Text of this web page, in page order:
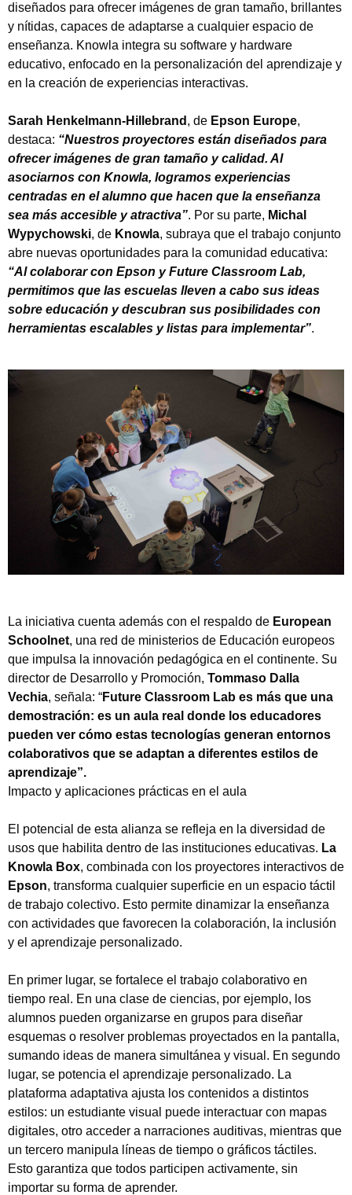
diseñados para ofrecer imágenes de gran tamaño, brillantes
y nítidas, capaces de adaptarse a cualquier espacio de
enseñanza. Knowla integra su software y hardware
educativo, enfocado en la personalización del aprendizaje y
en la creación de experiencias interactivas.
Sarah Henkelmann-Hillebrand , de Epson Europe,
destaca: “Nuestros proyectores están diseñados para
ofrecer imágenes de gran tamaño y calidad. Al
asociarnos con Knowla, logramos experiencias
centradas en el alumno que hacen que la enseñanza
sea más accesible y atractiva”. Por su parte, Michal
Wypychowski, de Knowla, subraya que el trabajo conjunto
abre nuevas oportunidades para la comunidad educativa:
“Al colaborar con Epson y Future Classroom Lab,
permitimos que las escuelas lleven a cabo sus ideas
sobre educación y descubran sus posibilidades con
herramientas escalables y listas para implementar”.
La iniciativa cuenta además con el respaldo de European
Schoolnet, una red de ministerios de Educación europeos
que impulsa la innovación pedagógica en el continente. Su
director de Desarrollo y Promoción, Tommaso Dalla
Vechia, señala: “Future Classroom Lab es más que una
demostración: es un aula real donde los educadores
pueden ver cómo estas tecnologías generan entornos
colaborativos que se adaptan a diferentes estilos de
aprendizaje”.
Impacto y aplicaciones prácticas en el aula
El potencial de esta alianza se refleja en la diversidad de
usos que habilita dentro de las instituciones educativas. La
Knowla Box, combinada con los proyectores interactivos de
Epson, transforma cualquier superficie en un espacio táctil
de trabajo colectivo. Esto permite dinamizar la enseñanza
con actividades que favorecen la colaboración, la inclusión
y el aprendizaje personalizado.
En primer lugar, se fortalece el trabajo colaborativo en
tiempo real. En una clase de ciencias, por ejemplo, los
alumnos pueden organizarse en grupos para diseñar
esquemas o resolver problemas proyectados en la pantalla,
sumando ideas de manera simultánea y visual. En segundo
lugar, se potencia el aprendizaje personalizado. La
plataforma adaptativa ajusta los contenidos a distintos
estilos: un estudiante visual puede interactuar con mapas
digitales, otro acceder a narraciones auditivas, mientras que
un tercero manipula líneas de tiempo o gráficos táctiles.
Esto garantiza que todos participen activamente, sin
importar su forma de aprender.